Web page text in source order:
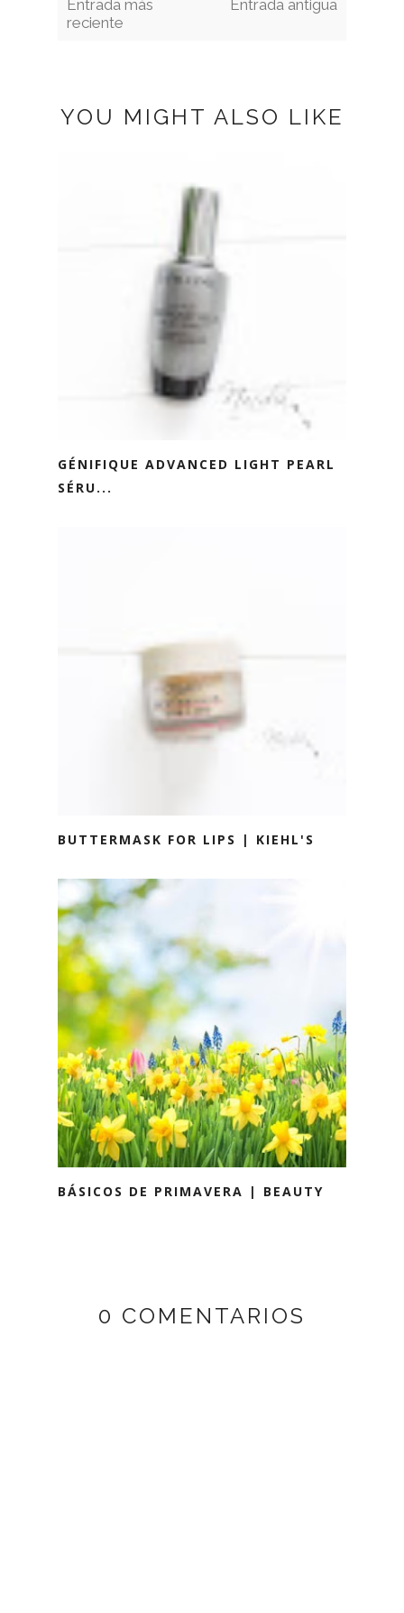
Entrada más
reciente
Entrada antigua
YOU MIGHT ALSO LIKE
GÉNIFIQUE ADVANCED LIGHT PEARL
SÉRU...
BUTTERMASK FOR LIPS | KIEHL'S
BÁSICOS DE PRIMAVERA | BEAUTY
0 COMENTARIOS